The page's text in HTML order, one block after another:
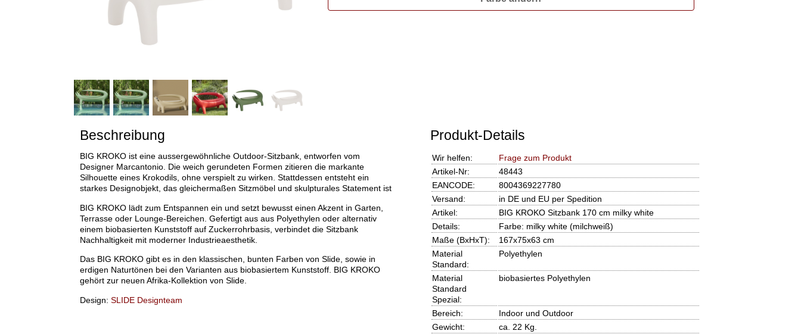
Beschreibung
BIG KROKO ist eine aussergewöhnliche Outdoor-Sitzbank, entworfen vom
Designer Marcantonio. Die weich gerundeten Formen zitieren die markante
Silhouette eines Krokodils, ohne verspielt zu wirken. Stattdessen entsteht ein
starkes Designobjekt, das gleichermaßen Sitzmöbel und skulpturales Statement ist
BIG KROKO lädt zum Entspannen ein und setzt bewusst einen Akzent in Garten,
Terrasse oder Lounge-Bereichen. Gefertigt aus aus Polyethylen oder alternativ
einem biobasierten Kunststoff auf Zuckerrohrbasis, verbindet die Sitzbank
Nachhaltigkeit mit moderner Industrieaesthetik.
Das BIG KROKO gibt es in den klassischen, bunten Farben von Slide, sowie in
erdigen Naturtönen bei den Varianten aus biobasiertem Kunststoff. BIG KROKO
gehört zur neuen Afrika-Kollektion von Slide.
Design: SLIDE Designteam
Produkt-Details
Wir helfen:
Frage zum Produkt
Artikel-Nr:
48443
EANCODE:
8004369227780
Versand:
in DE und EU per Spedition
Artikel:
BIG KROKO Sitzbank 170 cm milky white
Details:
Farbe: milky white (milchweiß)
Maße (BxHxT):
167x75x63 cm
Material
Standard:
Polyethylen
Material
Standard
Spezial:
biobasiertes Polyethylen
Bereich:
Indoor und Outdoor
Gewicht:
ca. 22 Kg.